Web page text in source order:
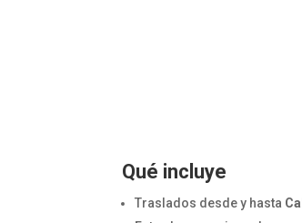
Qué incluye
Traslados desde y hasta